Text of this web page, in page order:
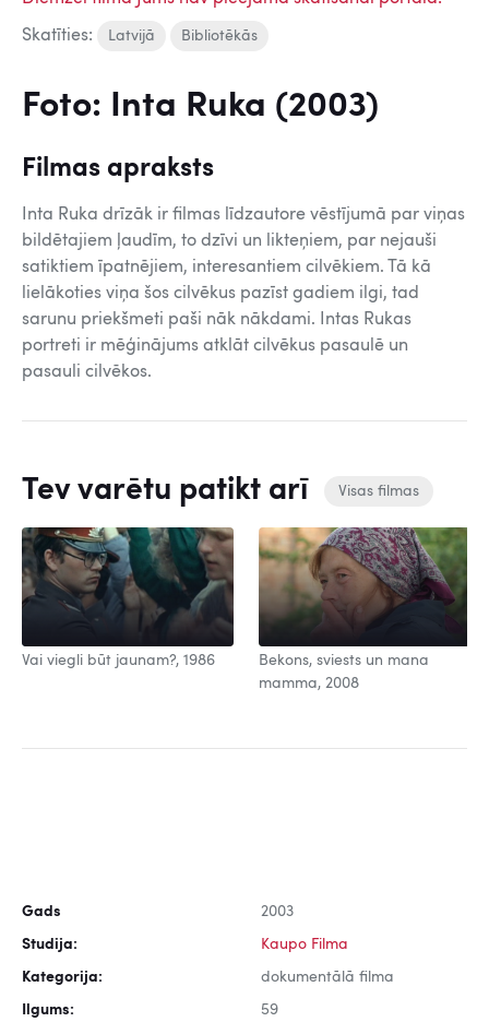
Skatīties: Latvijā Bibliotēkās
Foto: Inta Ruka (2003)
Filmas apraksts
Inta Ruka drīzāk ir filmas līdzautore vēstījumā par viņas
bildētajiem ļaudīm, to dzīvi un likteņiem, par nejauši
satiktiem īpatnējiem, interesantiem cilvēkiem. Tā kā
lielākoties viņa šos cilvēkus pazīst gadiem ilgi, tad
sarunu priekšmeti paši nāk nākdami. Intas Rukas
portreti ir mēģinājums atklāt cilvēkus pasaulē un
pasauli cilvēkos.
Tev varētu patikt arī Visas filmas
Vai viegli būt jaunam?, 1986
Bekons, sviests un mana
mamma, 2008
Gads 2003
Studija: Kaupo Filma
Kategorija: dokumentālā filma
Ilgums: 59